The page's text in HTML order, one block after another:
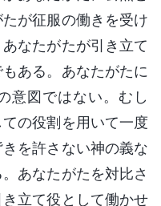
が征服の働きを受け
なたがたが引き立て
ある。あなたがたに
意図ではない。むし
の役割を用いて一度
を許さない神の義な
あなたがたを対比さ
立て役として働かせ